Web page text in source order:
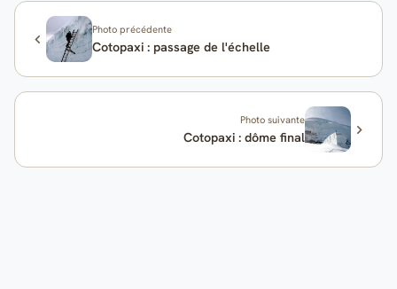
Photo précédente
Cotopaxi : passage de l'échelle
Photo suivante
Cotopaxi : dôme final